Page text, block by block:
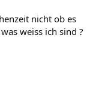
nicht ob es
weiss ich sind ?